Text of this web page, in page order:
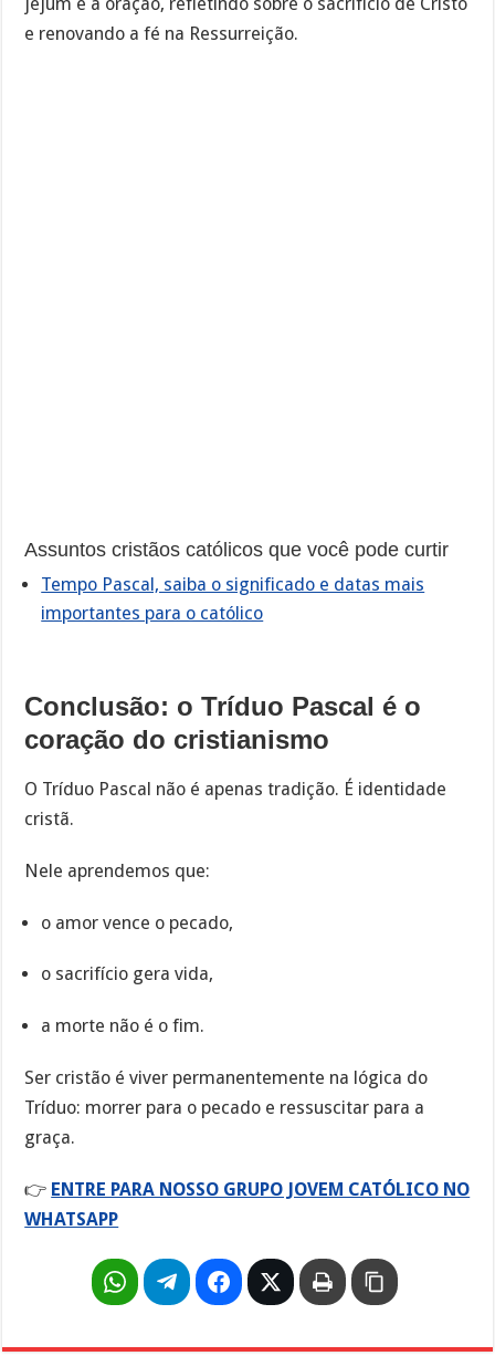
e renovando a fé na Ressurreição.
Assuntos cristãos católicos que você pode curtir
Tempo Pascal, saiba o significado e datas mais
importantes para o católico
Conclusão: o Tríduo Pascal é o
coração do cristianismo
O Tríduo Pascal não é apenas tradição. É identidade
cristã.
Nele aprendemos que:
o amor vence o pecado,
o sacrifício gera vida,
a morte não é o fim.
Ser cristão é viver permanentemente na lógica do
Tríduo: morrer para o pecado e ressuscitar para a
graça.
👉 ENTRE PARA NOSSO GRUPO JOVEM CATÓLICO NO
WHATSAPP